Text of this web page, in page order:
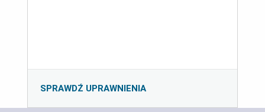
SPRAWDŹ UPRAWNIENIA